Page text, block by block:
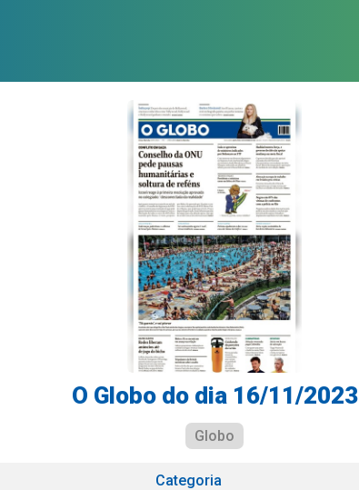
O Globo do dia 16/11/2023
Globo
Categoria